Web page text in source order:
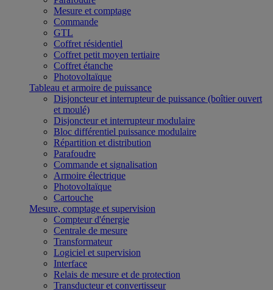
Mesure et comptage
Commande
GTL
Coffret résidentiel
Coffret petit moyen tertiaire
Coffret étanche
Photovoltaïque
Tableau et armoire de puissance
Disjoncteur et interrupteur de puissance (boîtier ouvert
et moulé)
Disjoncteur et interrupteur modulaire
Bloc différentiel puissance modulaire
Répartition et distribution
Parafoudre
Commande et signalisation
Armoire électrique
Photovoltaïque
Cartouche
Mesure, comptage et supervision
Compteur d'énergie
Centrale de mesure
Transformateur
Logiciel et supervision
Interface
Relais de mesure et de protection
Transducteur et convertisseur